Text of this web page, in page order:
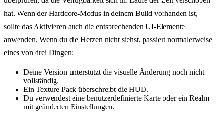
hat. Wenn der Hardcore-Modus in deinem Build vorhanden ist,
sollte das Aktivieren auch die entsprechenden UI-Elemente
anwenden. Wenn du die Herzen nicht siehst, passiert normalerweise
eines von drei Dingen:
Deine Version unterstützt die visuelle Änderung noch nicht
vollständig.
Ein Texture Pack überschreibt die HUD.
Du verwendest eine benutzerdefinierte Karte oder ein Realm
mit geänderten Einstellungen.